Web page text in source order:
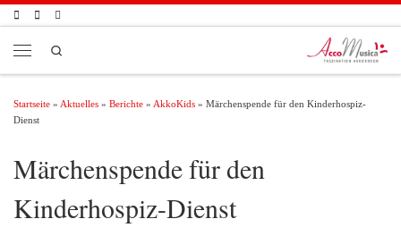
Zum Inhalt springen
Startseite » Aktuelles » Berichte » AkkoKids » Märchenspende für den Kinderhospiz-
Dienst
Märchenspende für den
Kinderhospiz-Dienst